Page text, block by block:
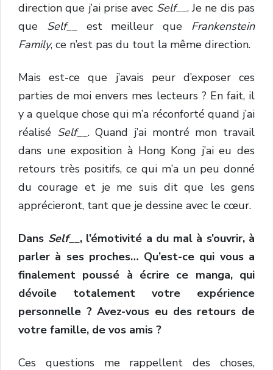
direction que j’ai prise avec Self__. Je ne dis pas
que Self__est meilleur que Frankenstein
Family, ce n’est pas du tout la même direction.
Mais est-ce que j’avais peur d’exposer ces
parties de moi envers mes lecteurs ? En fait, il
y a quelque chose qui m’a réconforté quand j’ai
réalisé Self__. Quand j’ai montré mon travail
dans une exposition à Hong Kong j’ai eu des
retours très positifs, ce qui m’a un peu donné
du courage et je me suis dit que les gens
apprécieront, tant que je dessine avec le cœur.
Dans Self__, l’émotivité a du mal à s’ouvrir, à
parler à ses proches… Qu’est-ce qui vous a
finalement poussé à écrire ce manga, qui
dévoile totalement votre expérience
personnelle ? Avez-vous eu des retours de
votre famille, de vos amis ?
Ces questions me rappellent des choses,